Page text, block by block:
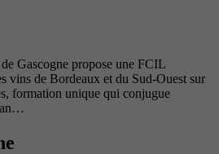
Gascogne propose une FCIL
vins de Bordeaux et du Sud-Ouest sur
formation unique qui conjugue